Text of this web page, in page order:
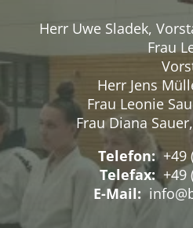
Herr Uwe Sladek,
Frau
Herr Jens
Frau Leonie
Frau Diana
Telefon:+49
Telefax: +49
E-Mail: